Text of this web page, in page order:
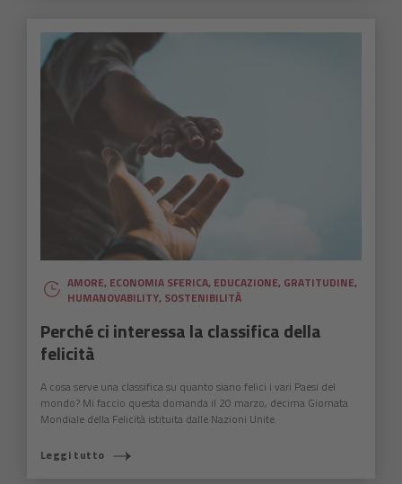
AMORE, ECONOMIA SFERICA, EDUCAZIONE, GRATITUDINE,
HUMANOVABILITY, SOSTENIBILITÀ
Perché ci interessa la classifica della
felicità
A cosa serve una classifica su quanto siano felici i vari Paesi del
mondo? Mi faccio questa domanda il 20 marzo, decima Giornata
Mondiale della Felicità istituita dalle Nazioni Unite.
Leggi tutto